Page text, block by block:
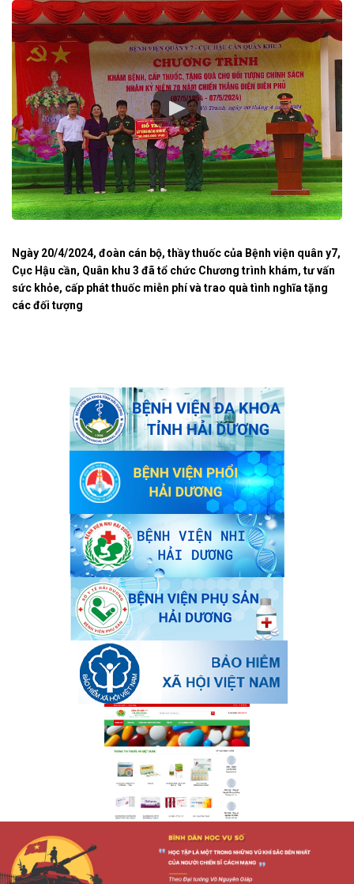
Ngày 20/4/2024, đoàn cán bộ, thầy thuốc của Bệnh viện quân y7,
Cục Hậu cần, Quân khu 3 đã tổ chức Chương trình khám, tư vấn
sức khỏe, cấp phát thuốc miễn phí và trao quà tình nghĩa tặng
các đối tượng